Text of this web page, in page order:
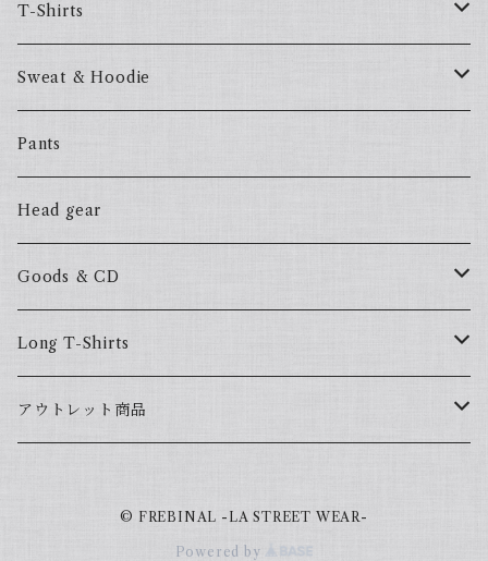
T-Shirts
57Fake
ALL HOOD
HOODSTAR
BIG HOMIE
Sweat & Hoodie
57Fake
ALL HOOD
HOODSTAR
BIG HOMIE
Pants
Head gear
Goods & CD
Mix CD
YamaGata Playerz
Long T-Shirts
ALLHOOD
アウトレット商品
© FREBINAL -LA STREET WEAR-
Powered by